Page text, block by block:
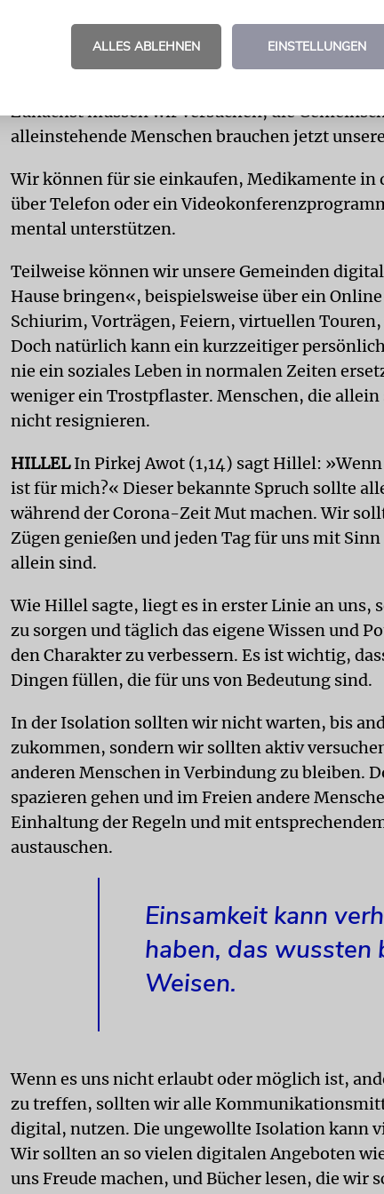
Quarantäne oder aus gesundheitlichen
müssen und auch an Schabbat oder den
Zunächst müssen wir versuchen, die
alleinstehende Menschen brauchen jetzt
Wir können für sie einkaufen, Medikamente in
über Telefon oder ein
mental unterstützen.
Teilweise können wir unsere Gemeinden
Hause bringen«, beispielsweise über ein
Schiurim, Vorträgen, Feiern, virtuellen
Doch natürlich kann ein kurzzeitiger
nie ein soziales Leben in normalen Zeiten
weniger ein Trostpflaster. Menschen, die
nicht resignieren.
HILLELIn Pirkej Awot (1,14) sagt Hillel:
ist für mich?« Dieser bekannte Spruch sollte
während der Corona-Zeit Mut machen. Wir
Zügen genießen und jeden Tag für uns mit
allein sind.
Wie Hillel sagte, liegt es in erster Linie an uns,
zu sorgen und täglich das eigene Wissen und
den Charakter zu verbessern. Es ist wichtig,
Dingen füllen, die für uns von Bedeutung sind.
In der Isolation sollten wir nicht warten, bis
zukommen, sondern wir sollten aktiv
anderen Menschen in Verbindung zu bleiben.
spazieren gehen und im Freien andere
Einhaltung der Regeln und mit
austauschen.
Einsamkeit kann
haben, das wussten
Weisen.
Wenn es uns nicht erlaubt oder möglich ist,
zu treffen, sollten wir alle
digital, nutzen. Die ungewollte Isolation kann
Wir sollten an so vielen digitalen Angeboten
uns Freude machen, und Bücher lesen, die wir
ALLES ABLEHNEN EINSTELLUNGEN